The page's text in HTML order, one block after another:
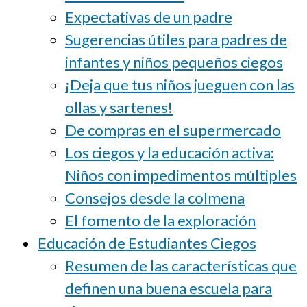
Expectativas de un padre
Sugerencias útiles para padres de
infantes y niños pequeños ciegos
¡Deja que tus niños jueguen con las
ollas y sartenes!
De compras en el supermercado
Los ciegos y la educación activa:
Niños con impedimentos múltiples
Consejos desde la colmena
El fomento de la exploración
Educación de Estudiantes Ciegos
Resumen de las características que
definen una buena escuela para